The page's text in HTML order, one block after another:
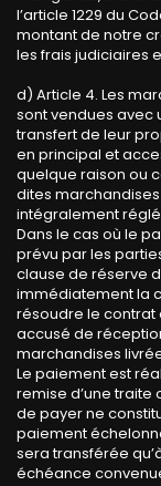
l’article 1229 du
montant de notre
les frais judiciaires
d) Article 4. Les
sont vendues avec
transfert de leur
en principal et
quelque raison ou
dites
intégralement
Dans le cas où le
prévu par les
clause de réserve
immédiatement la
résoudre le
accusé de
marchandises
Le paiement est
remise d’une
de payer ne
paiement
sera transférée
échéance